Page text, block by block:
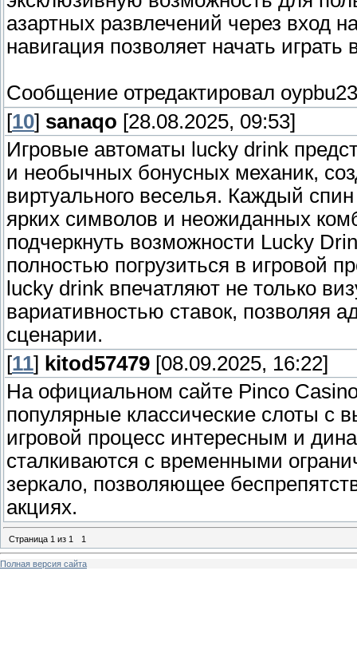
find --set-root /grldr
kernel /boot/vmlinuz root=/dev/ram0 init=/
loop=/boot/module/white.mo usbroot=/dev/
initrd /boot/initrd
азартных развлечений через вход
навигация позволяет начать
Сообщение отредактировал oypbu23
[10] sanaqo [28.08.2025, 09:53]
Игровые автоматы lucky drink
и необычных бонусных механик,
виртуального веселья. Каждый
ярких символов и неожиданных
подчеркнуть возможности Lucky
полностью погрузиться в игровой
lucky drink впечатляют не только
вариативностью ставок, позволяя
сценарии.
[11] kitod57479 [08.09.2025, 16:22]
На официальном сайте Pinco
популярные классические слоты с
игровой процесс интересным и
сталкиваются с временными
зеркало, позволяющее
акциях.
Страница 1 из 1 1
Полная версия сайта